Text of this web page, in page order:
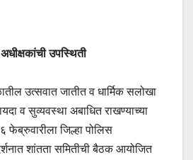
उपस्थिती
उत्सवात जातीत व धार्मिक सलोखा
व सुव्यवस्था अबाधित राखण्याच्या
फेब्रुवारीला जिल्हा पोलिस
शांतता समितीची बैठक आयोजित